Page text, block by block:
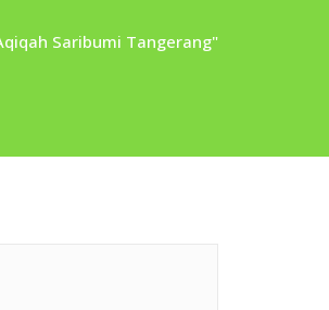
Saribumi Tangerang"